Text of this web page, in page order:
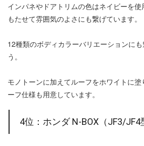
インパネやドアトリムの色はネイビーを
もたせて雰囲気のよさにも繋げています。
12種類のボディカラーバリエーションに
う。
モノトーンに加えてルーフをホワイトに
ーフ仕様も用意しています。
4位：ホンダ N-BOX（JF3/JF4